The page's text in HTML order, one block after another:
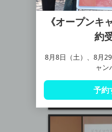
《オープン
約
8月8日（土）、8月
ャン
予約